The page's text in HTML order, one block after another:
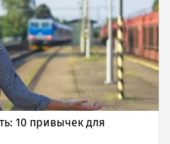
10 привычек для